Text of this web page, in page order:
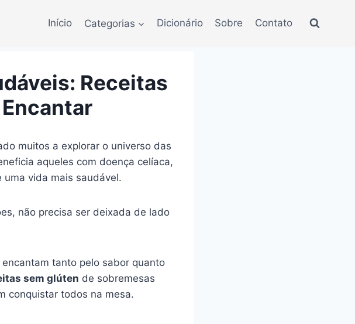
Início Categorias Dicionário Sobre Contato
Receitas
muitos a explorar o universo das
aqueles com doença celíaca,
vida mais saudável.
não precisa ser deixada de lado
encantam tanto pelo sabor quanto
sem glúten de sobremesas
conquistar todos na mesa.